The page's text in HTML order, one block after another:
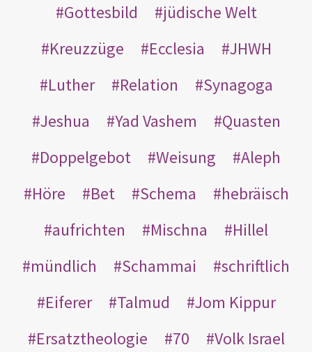
Gottesbild
jüdische Welt
Kreuzzüge
Ecclesia
JHWH
Luther
Relation
Synagoga
Jeshua
Yad Vashem
Quasten
Doppelgebot
Weisung
Aleph
Höre
Bet Schema
hebräisch
aufrichten
Mischna
Hillel
mündlich
Schammai
schriftlich
Eiferer
Talmud
Jom Kippur
Ersatztheologie
70 Volk Israel